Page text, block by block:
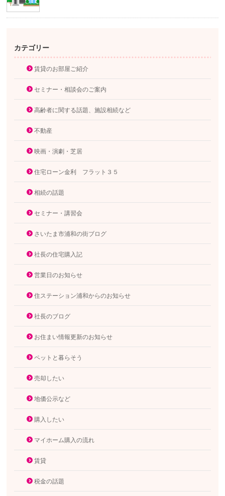
カテゴリー
賃貸のお部屋ご紹介
セミナー・相談会のご案内
高齢者に関する話題、施設相続など
不動産
映画・演劇・芝居
住宅ローン金利 フラット３５
相続の話題
セミナー・講習会
さいたま市浦和の街ブログ
社長の住宅購入記
営業日のお知らせ
住ステーション浦和からのお知らせ
社長のブログ
お住まい情報更新のお知らせ
ペットと暮らそう
売却したい
地価公示など
購入したい
マイホーム購入の流れ
賃貸
税金の話題